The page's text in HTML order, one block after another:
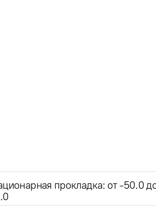
прокладка: от -50.0